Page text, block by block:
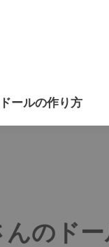
ドールの作り方
んのド